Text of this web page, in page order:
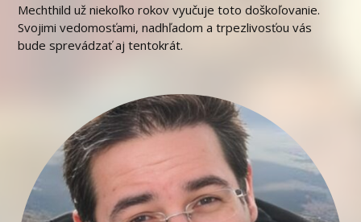
Mechthild už niekoľko rokov vyučuje toto doškoľovanie.
Svojimi vedomosťami, nadhľadom a trpezlivosťou vás
bude sprevádzať aj tentokrát.